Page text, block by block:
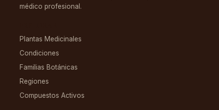
médico profesional.
Plantas Medicinales
Condiciones
Familias Botánicas
Regiones
Compuestos Activos